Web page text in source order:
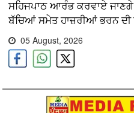
ਸਹਿਜਪਾਠ ਆਰੰਭ ਕਰਵਾਏ
ਬੱਚਿਆਂ ਸਮੇਤ ਹਾਜ਼ਰੀਆਂ ਭਰਨ ਦੀ
05 August, 2026